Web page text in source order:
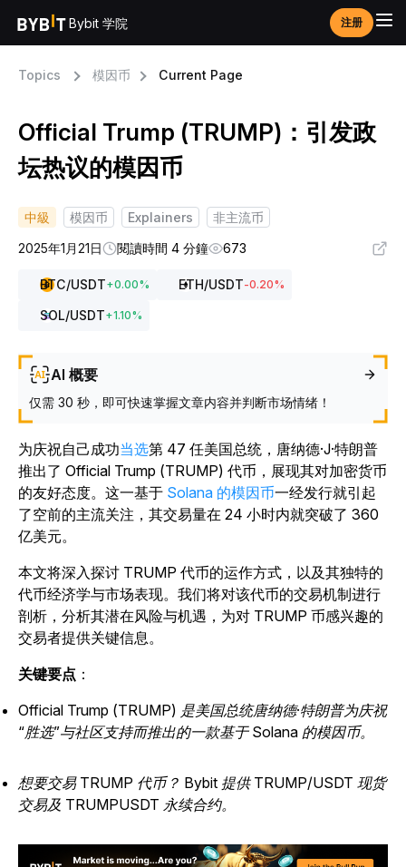
Bybit 学院 注册
Topics 模因币 Current Page
Official Trump (TRUMP)：引发政
坛热议的模因币
中級 模因币 Explainers
非主流币
2025年1月21日
閱讀時間 4 分鐘 673
BTC/USDT+0.00% ETH/USDT-0.20%
SOL/USDT+1.10%
AI 概要
仅需 30 秒，即可快速掌握文章内容并判断市场情绪！
为庆祝自己成功当选第 47 任美国总统，唐纳德·J·特朗普
推出了 Official Trump (TRUMP) 代币，展现其对加密货币
的友好态度。这一基于 Solana 的模因币一经发行就引起
了空前的主流关注，其交易量在 24 小时内就突破了 360
亿美元。
本文将深入探讨 TRUMP 代币的运作方式，以及其独特的
代币经济学与市场表现。我们将对该代币的交易机制进行
剖析，分析其潜在风险与机遇，为对 TRUMP 币感兴趣的
交易者提供关键信息。
关键要点 ：
Official Trump (TRUMP) 是美国总统唐纳德·特朗普为庆祝
“胜选”与社区支持而推出的一款基于 Solana 的模因币。
想要交易 TRUMP 代币？ Bybit 提供 TRUMP/USDT 现货
交易及 TRUMPUSDT 永续合约。